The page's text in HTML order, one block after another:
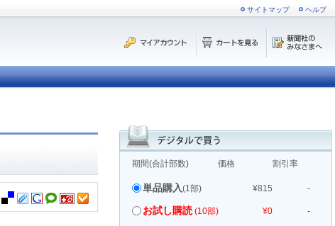
サイトマップ ヘルプ
期間(合計部数) 価格 割引率
単品購入(1部) ¥815 -
お試し購読 (10部) ¥0 -